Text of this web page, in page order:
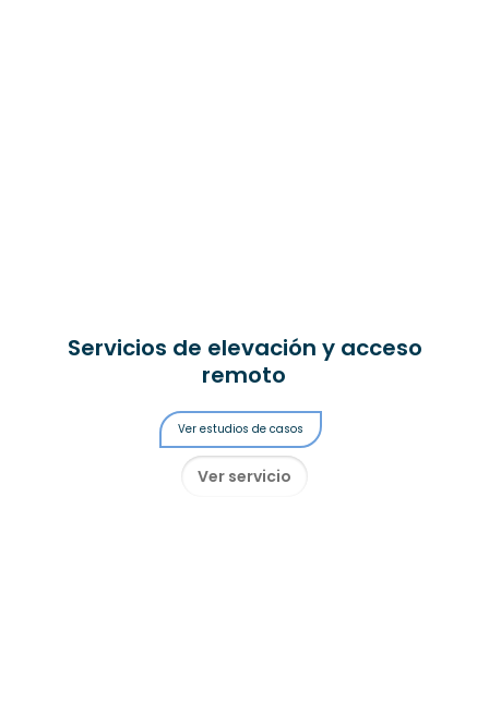
Servicios de elevación y acceso
remoto
Ver estudios de casos
Ver servicio